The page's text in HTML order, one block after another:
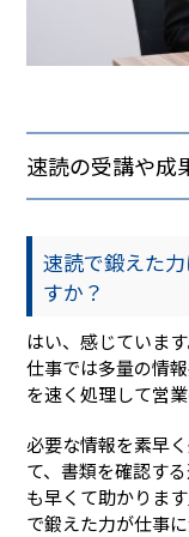
速読の受講や成
速読で鍛えた
すか？
はい、感じています
仕事では多量の情
を速く処理して営
必要な情報を素早
て、書類を確認す
も早くて助かりま
で鍛えた力が仕事